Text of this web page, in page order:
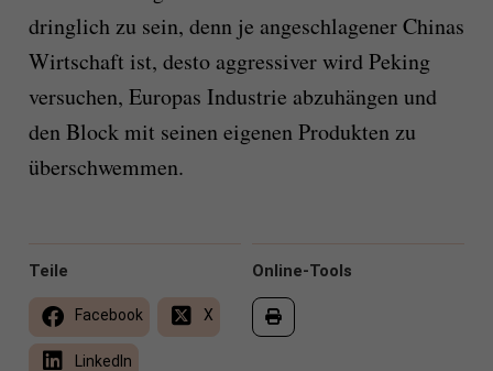
dringlich zu sein, denn je angeschlagener Chinas
Wirtschaft ist, desto aggressiver wird Peking
versuchen, Europas Industrie abzuhängen und
den Block mit seinen eigenen Produkten zu
überschwemmen.
Online-Tools
Teile
Facebook X
LinkedIn